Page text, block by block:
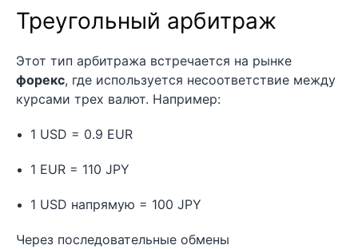
Треугольный арбитраж
Этот тип арбитража встречается на рынке
форекс, где используется несоответствие между
курсами трех валют. Например:
1 USD = 0.9 EUR
1 EUR = 110 JPY
1 USD напрямую = 100 JPY
Через последовательные обмены